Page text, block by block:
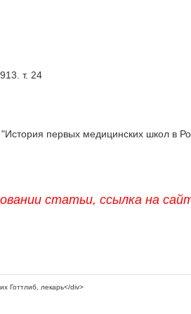
т. 24
"История первых медицинских школ в
статьи, ссылка на